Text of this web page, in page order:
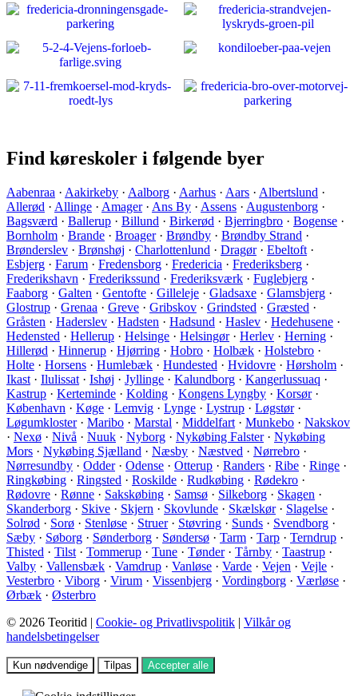
Find køreskoler i følgende byer
Aabenraa · Aakirkeby · Aalborg · Aarhus · Aars · Albertslund ·
Allerød · Allinge · Amager· Ans By · Assens · Augustenborg ·
Bagsværd · Ballerup · Billund · Birkerød · Bjerringbro · Bogense ·
Bornholm · Brande · Broager· Brøndby · Brøndby Strand ·
Brønderslev · Brønshøj · Charlottenlund · Dragør· Ebeltoft ·
Esbjerg · Farum · Fredensborg · Fredericia · Frederiksberg ·
Frederikshavn · Frederikssund · Frederiksværk · Fuglebjerg ·
Faaborg · Galten · Gentofte · Gilleleje · Gladsaxe · Glamsbjerg ·
Glostrup · Grenaa · Greve · Gribskov · Grindsted · Græsted ·
Gråsten · Haderslev · Hadsten · Hadsund · Haslev · Hedehusene ·
Hedensted · Hellerup · Helsinge · Helsingør· Herlev · Herning ·
Hillerød · Hinnerup · Hjørring · Hobro · Holbæk · Holstebro ·
Holte · Horsens · Humlebæk · Hundested · Hvidovre · Hørsholm ·
Ikast · Ilulissat · Ishøj · Jyllinge · Kalundborg · Kangerlussuaq ·
Kastrup · Kerteminde · Kolding · Kongens Lyngby · Korsør·
København · Køge · Lemvig · Lynge · Lystrup · Løgstør·
Løgumkloster· Maribo · Marstal · Middelfart · Munkebo · Nakskov
· Nexø · Nivå · Nuuk · Nyborg · Nykøbing Falster· Nykøbing
Mors · Nykøbing Sjælland · Næsby · Næstved · Nørrebro ·
Nørresundby · Odder· Odense · Otterup · Randers · Ribe · Ringe ·
Ringkøbing · Ringsted · Roskilde · Rudkøbing · Rødekro ·
Rødovre · Rønne · Sakskøbing · Samsø · Silkeborg · Skagen ·
Skanderborg · Skive · Skjern · Skovlunde · Skælskør· Slagelse ·
Solrød · Sorø · Stenløse · Struer· Støvring · Sunds · Svendborg ·
Sæby · Søborg · Sønderborg · Søndersø · Tarm · Tarp · Terndrup ·
Thisted · Tilst · Tommerup · Tune · Tønder· Tårnby · Taastrup ·
Valby · Vallensbæk · Vamdrup · Vanløse · Varde · Vejen · Vejle ·
Vesterbro · Viborg · Virum · Vissenbjerg · Vordingborg · Værløse ·
Ørbæk · Østerbro
© 2026 Teoritid | Cookie- og Privatlivspolitik | Vilkår og
handelsbetingelser
Kun nødvendige Tilpas Accepter alle